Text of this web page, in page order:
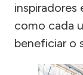
inspiradores
como cada
beneficiar o